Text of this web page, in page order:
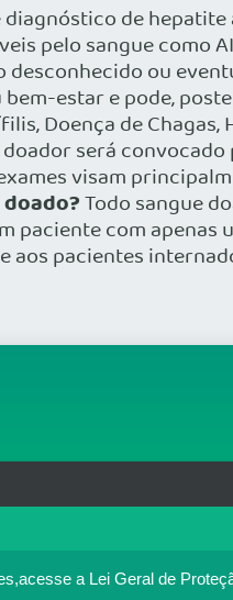
a Lei Geral de
de
pelo sangue como
ou
estar e pode,
Doença de
será
visam
Todo sangue
paciente com
pacientes
o Portal Médico, você